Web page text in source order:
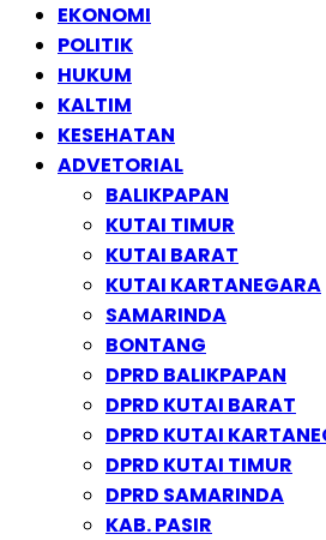
EKONOMI
POLITIK
HUKUM
KALTIM
KESEHATAN
ADVETORIAL
BALIKPAPAN
KUTAI TIMUR
KUTAI BARAT
KUTAI KARTANEGARA
SAMARINDA
BONTANG
DPRD BALIKPAPAN
DPRD KUTAI BARAT
DPRD KUTAI
DPRD KUTAI TIMUR
DPRD SAMARINDA
KAB. PASIR